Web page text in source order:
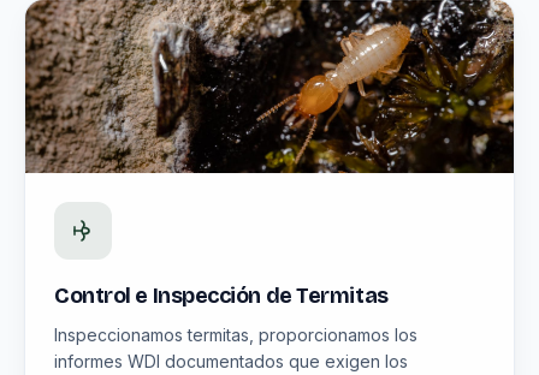
Control e Inspección de Termitas
Inspeccionamos termitas, proporcionamos los
informes WDI documentados que exigen los